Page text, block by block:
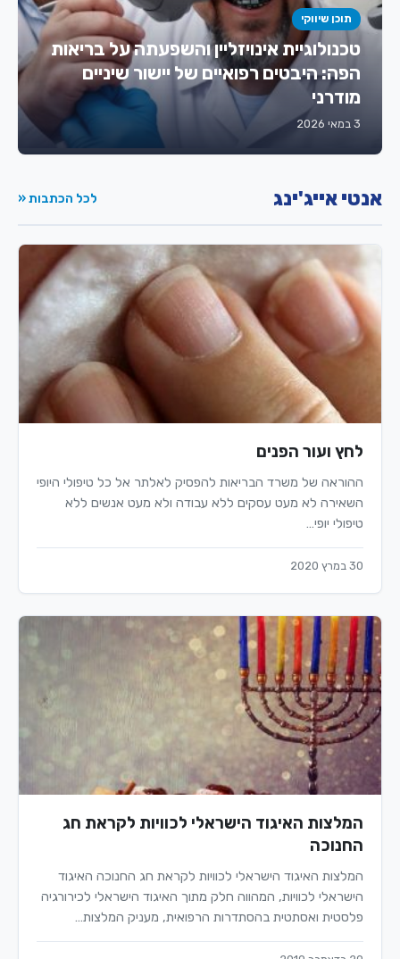
תוכן שיווקי
טכנולוגיית אינויזליין והשפעתה על בריאות
הפה: היבטים רפואיים של יישור שיניים
מודרני
3 במאי 2026
אנטי אייג'ינג לכל הכתבות «
לחץ ועור הפנים
ההוראה של משרד הבריאות להפסיק לאלתר אל כל טיפולי היופי
השאירה לא מעט עסקים ללא עבודה ולא מעט אנשים ללא
טיפולי יופי…
30 במרץ 2020
המלצות האיגוד הישראלי לכוויות לקראת חג
החנוכה
המלצות האיגוד הישראלי לכוויות לקראת חג החנוכה האיגוד
הישראלי לכוויות, המהווה חלק מתוך האיגוד הישראלי לכירורגיה
פלסטית ואסתטית בהסתדרות הרפואית, מעניק המלצות…